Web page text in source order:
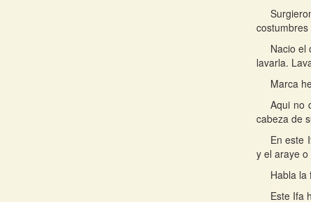
costumbres
Nacio el
lavarla.
Marca
Aqui no
cabeza de
En este
y el araye
Habla la
Este Ifa